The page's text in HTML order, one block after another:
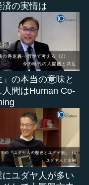
済の実情は
」の本当の意味と
間はHuman Co-
にユダヤ人が多い